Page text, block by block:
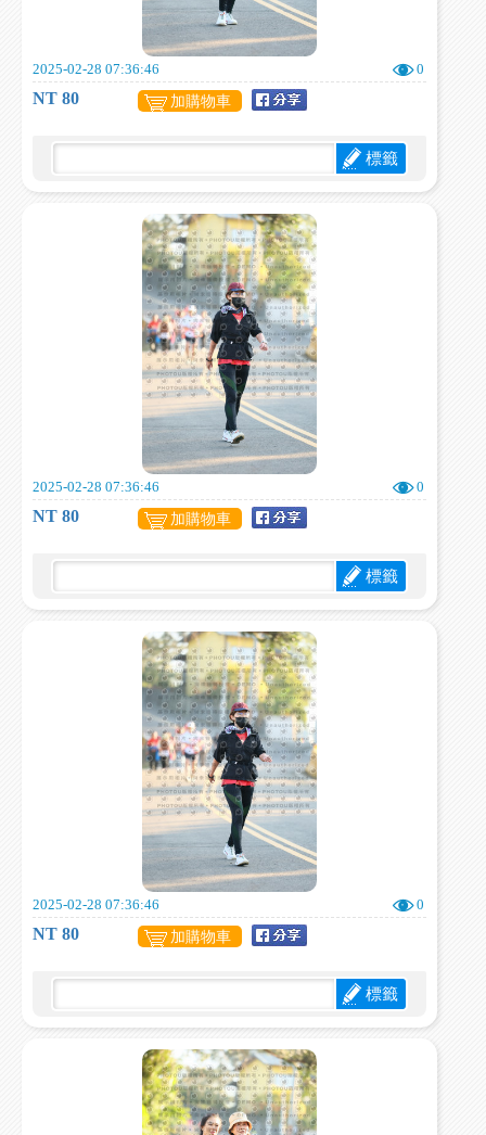
2025-02-28 07:36:46 0
NT 80 加購物車
標籤
2025-02-28 07:36:46 0
NT 80 加購物車
標籤
2025-02-28 07:36:46 0
NT 80 加購物車
標籤